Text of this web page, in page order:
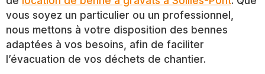
vous soyez un particulier ou un professionnel,
nous mettons à votre disposition des bennes
adaptées à vos besoins, afin de faciliter
l’évacuation de vos déchets de chantier.